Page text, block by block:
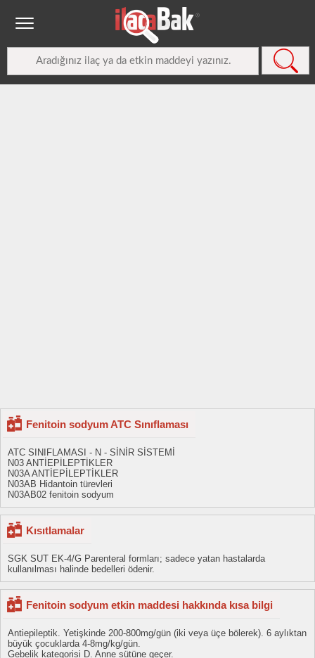
Fenitoin sodyum ATC Sınıflaması
ATC SINIFLAMASI - N - SİNİR SİSTEMİ
N03 ANTİEPİLEPTİKLER
N03A ANTİEPİLEPTİKLER
N03AB Hidantoin türevleri
N03AB02 fenitoin sodyum
Kısıtlamalar
SGK SUT EK-4/G Parenteral formları; sadece yatan hastalarda
kullanılması halinde bedelleri ödenir.
Fenitoin sodyum etkin maddesi hakkında kısa bilgi
Antiepileptik. Yetişkinde 200-800mg/gün (iki veya üçe bölerek). 6 aylıktan
büyük çocuklarda 4-8mg/kg/gün.
Gebelik kategorisi D. Anne sütüne geçer.